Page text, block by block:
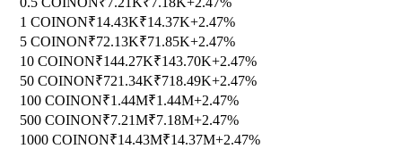
1 COINON₹14.43K₹14.37K+2.47%
5 COINON₹72.13K₹71.85K+2.47%
10 COINON₹144.27K₹143.70K+2.47%
50 COINON₹721.34K₹718.49K+2.47%
100 COINON₹1.44M₹1.44M+2.47%
500 COINON₹7.21M₹7.18M+2.47%
1000 COINON₹14.43M₹14.37M+2.47%